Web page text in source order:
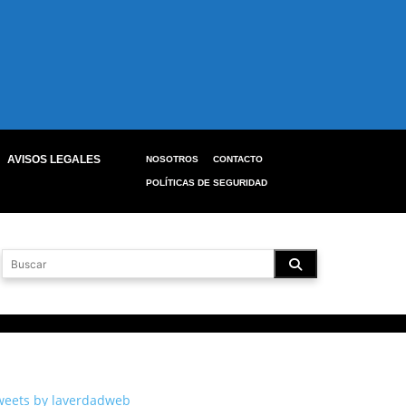
AVISOS LEGALES
NOSOTROS CONTACTO
POLÍTICAS DE SEGURIDAD
by laverdadweb